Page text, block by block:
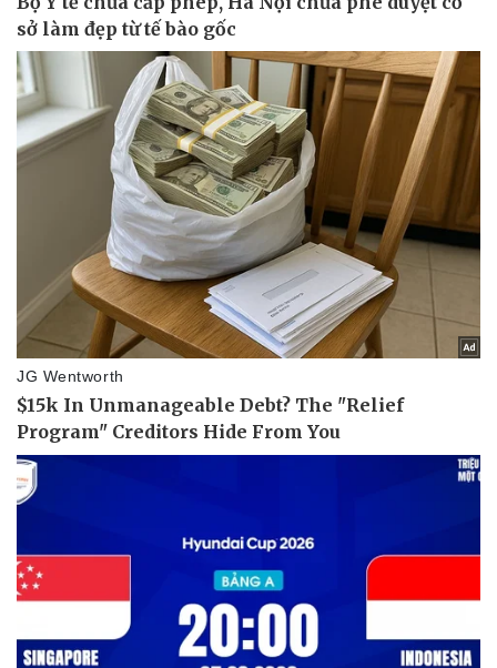
Doanh nghiệp
Thông tin doanh nghiệp
Doanh nghiệp 24h
Doanh nhân
Công nghệ
Sành điệu
Trải nghiệm